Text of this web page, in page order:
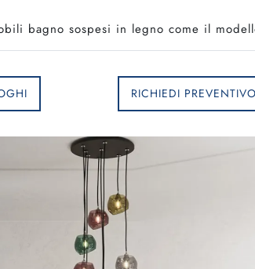
bagno sospesi in legno come il
RICHIEDI